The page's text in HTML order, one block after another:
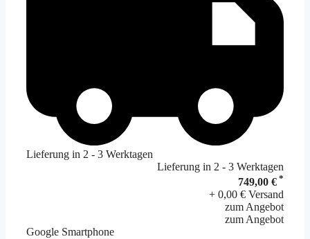
Lieferung in 2 - 3 Werktagen
Lieferung in 2 - 3 Werktagen
749,00 € *
+ 0,00 € Versand
zum Angebot
zum Angebot
Google Smartphone